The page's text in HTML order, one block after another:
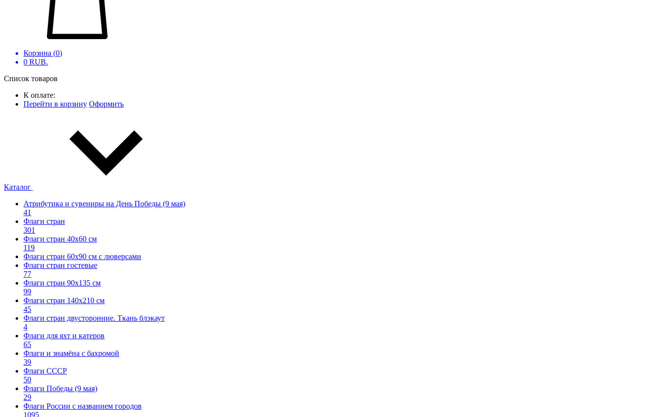
Корзина (0)
0 RUB.
Список товаров
К оплате:
Перейти в корзину Оформить
Каталог
Атрибутика и сувениры на День Победы (9 мая)
41
Флаги стран
301
Флаги стран 40х60 см
119
Флаги стран 60x90 см с люверсами
Флаги стран гостевые
77
Флаги стран 90х135 см
99
Флаги стран 140х210 см
45
Флаги стран двусторонние. Ткань блэкаут
4
Флаги для яхт и катеров
65
Флаги и знамёна с бахромой
39
Флаги СССР
50
Флаги Победы (9 мая)
29
Флаги России с названием городов
1095